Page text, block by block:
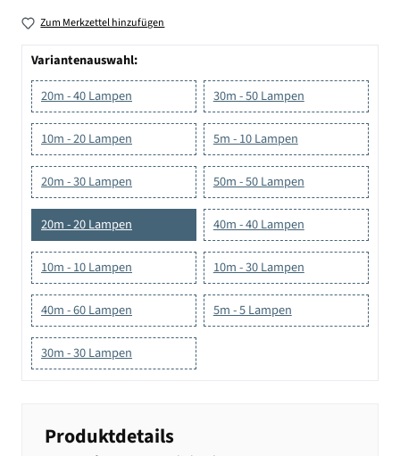
Zum Merkzettel hinzufügen
Variantenauswahl:
20m - 40 Lampen
30m - 50 Lampen
10m - 20 Lampen 5m - 10 Lampen
20m - 30 Lampen 50m - 50 Lampen
20m - 20 Lampen 40m - 40 Lampen
10m - 10 Lampen 10m - 30 Lampen
40m - 60 Lampen 5m - 5 Lampen
30m - 30 Lampen
Produktdetails